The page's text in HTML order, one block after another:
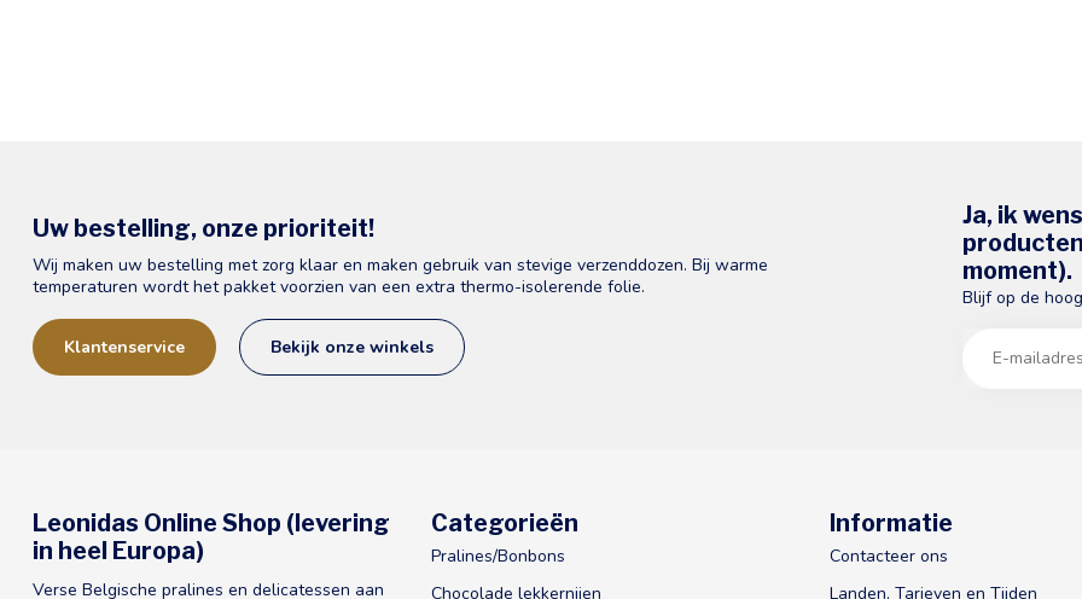
Uw bestelling, onze prioriteit!
Wij maken uw bestelling met zorg klaar en maken gebruik van stevige verzenddozen. Bij warme
temperaturen wordt het pakket voorzien van een extra thermo-isolerende folie.
Klantenservice Bekijk onze winkels
Ja, ik
moment).
Blijf op de
Leonidas Online Shop (levering
in heel Europa)
Verse Belgische pralines en delicatessen aan
Categorieën
Pralines/Bonbons
Chocolade lekkernijen
Informatie
Contacteer ons
Landen, Tarieven en Tijden